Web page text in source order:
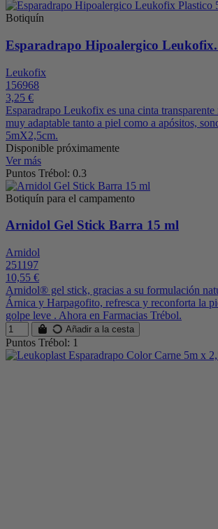
Botiquín
Esparadrapo Hipoalergico
Leukofix
156968
3,25 €
Esparadrapo Leukofix es una cinta
muy adaptable tanto a piel como a apósitos,
5mX2,5cm.
Disponible próximamente
Ver más
Puntos Trébol: 0.3
Botiquín para el campamento
Arnidol Gel Stick Barra 15 ml
Arnidol
251197
10,55 €
Arnidol® gel stick, gracias a su formulación
Árnica y Harpagofito, refresca y reconforta la
golpe leve . Ahora en Farmacias Trébol.
Añadir a la cesta
Puntos Trébol: 1